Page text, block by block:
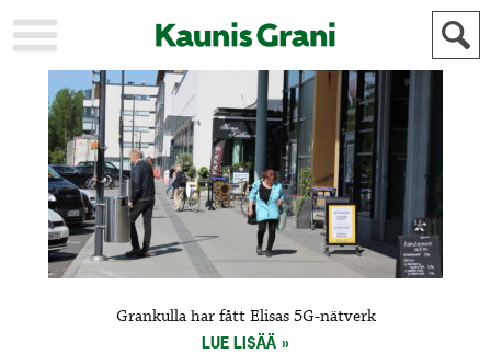
KAUPUNKI
STADEN
AJANKOHTAISTA
AKTUELLT
URHEILU
IDROTT
KULTTUURI
KULTUR
HISTORIA
HISTORIA
YLEINEN
ALLMÄN
MAINOSTAJILLE
FÖR
ANNONSÖRER
Grankulla har fått Elisas 5G-nätverk
LUE LISÄÄ